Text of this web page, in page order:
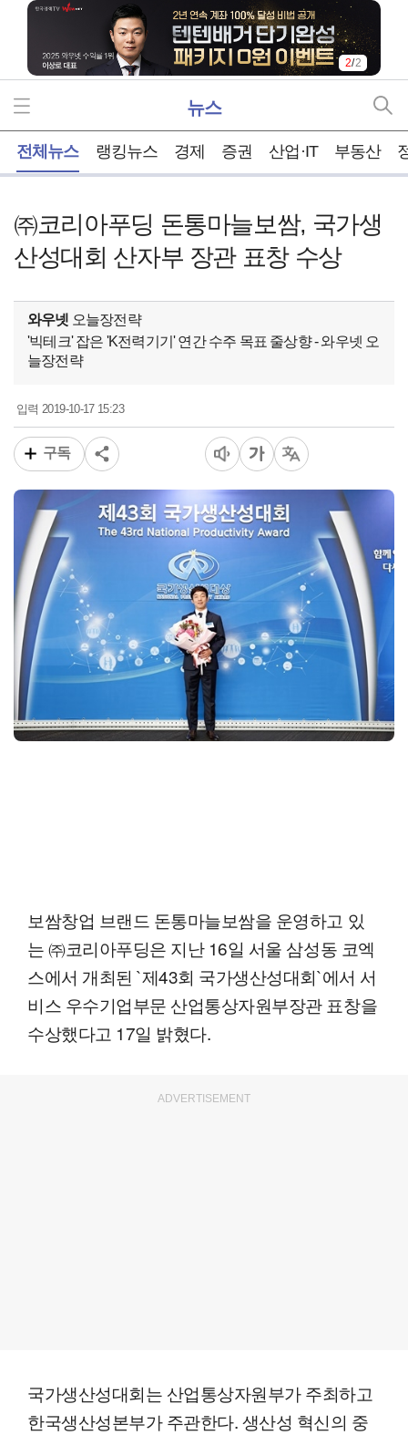
2/2
뉴스
전체뉴스 랭킹뉴스 경제 증권 산업·IT 부동산
㈜코리아푸딩 돈통마늘보쌈, 국가생
산성대회 산자부 장관 표창 수상
와우넷 오늘장전략
'빅테크' 잡은 'K전력기기' 연간 수주 목표 줄상향 - 와우넷 오
늘장전략
입력 2019-10-17 15:23
구독
보쌈창업 브랜드 돈통마늘보쌈을 운영하고 있
는 ㈜코리아푸딩은 지난 16일 서울 삼성동 코엑
스에서 개최된 `제43회 국가생산성대회`에서 서
비스 우수기업부문 산업통상자원부장관 표창을
수상했다고 17일 밝혔다.
ADVERTISEMENT
국가생산성대회는 산업통상자원부가 주최하고
한국생산성본부가 주관한다. 생산성 혁신의 중